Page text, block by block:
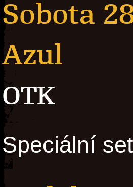
Sobota
Azul
OTK
Speciální